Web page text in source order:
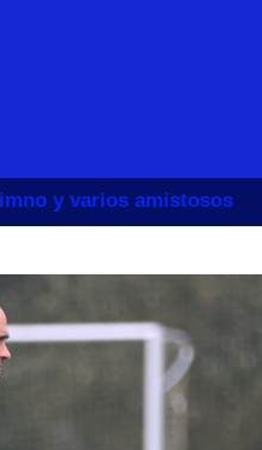
y varios amistosos